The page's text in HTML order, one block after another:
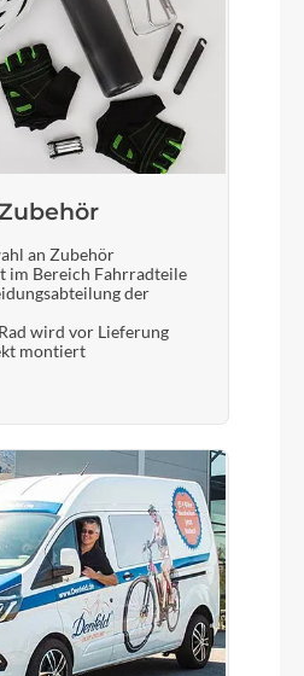
an Zubehör
im Bereich Fahrradteile
der
wird vor Lieferung
montiert